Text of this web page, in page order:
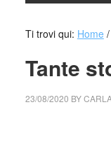
Ti trovi qui: Home /
Tante
23/08/2020 BY